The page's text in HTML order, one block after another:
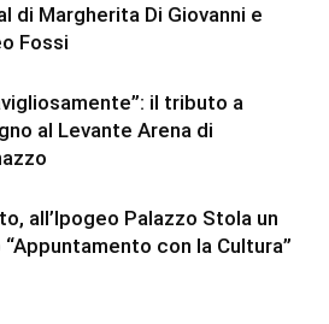
di Margherita Di Giovanni e
Fossi
il tributo a
al Levante Arena di
all’Ipogeo Palazzo Stola un
“Appuntamento con la Cultura”